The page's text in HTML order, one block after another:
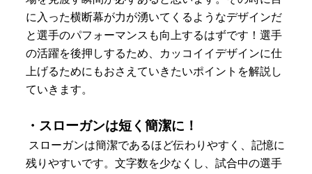
に入った横断幕が力が湧いてくるようなデザインだ
と選手のパフォーマンスも向上するはずです！選手
の活躍を後押しするため、カッコイイデザインに仕
上げるためにもおさえていきたいポイントを解説し
ていきます。
・スローガンは短く簡潔に！
スローガンは簡潔であるほど伝わりやすく、記憶に
残りやすいです。文字数を少なくし、試合中の選手